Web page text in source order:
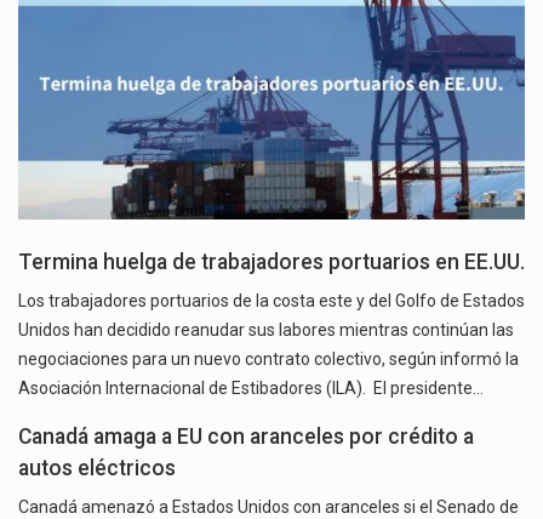
Termina huelga de trabajadores portuarios en EE.UU.
Los trabajadores portuarios de la costa este y del Golfo de Estados
Unidos han decidido reanudar sus labores mientras continúan las
negociaciones para un nuevo contrato colectivo, según informó la
Asociación Internacional de Estibadores (ILA). El presidente…
Canadá amaga a EU con aranceles por crédito a
autos eléctricos
Canadá amenazó a Estados Unidos con aranceles si el Senado de